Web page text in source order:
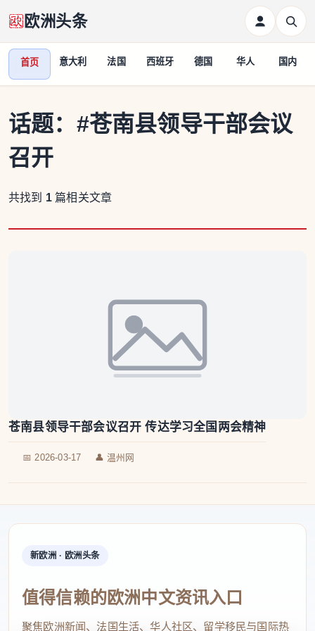
欧洲头条
首页 意大利 法国 西班牙 德国 华人 国内
话题： #苍南县领导干部会议
召开
共找到 1 篇相关文章
苍南县领导干部会议召开 传达学习全国两会精神
📅 2026-03-17 👤 温州网
新欧洲 · 欧洲头条
值得信赖的欧洲中文资讯入口
聚焦欧洲新闻、法国生活、华人社区、留学移民与国际热